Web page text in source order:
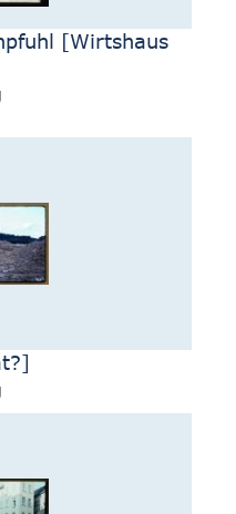
[Wirtshaus